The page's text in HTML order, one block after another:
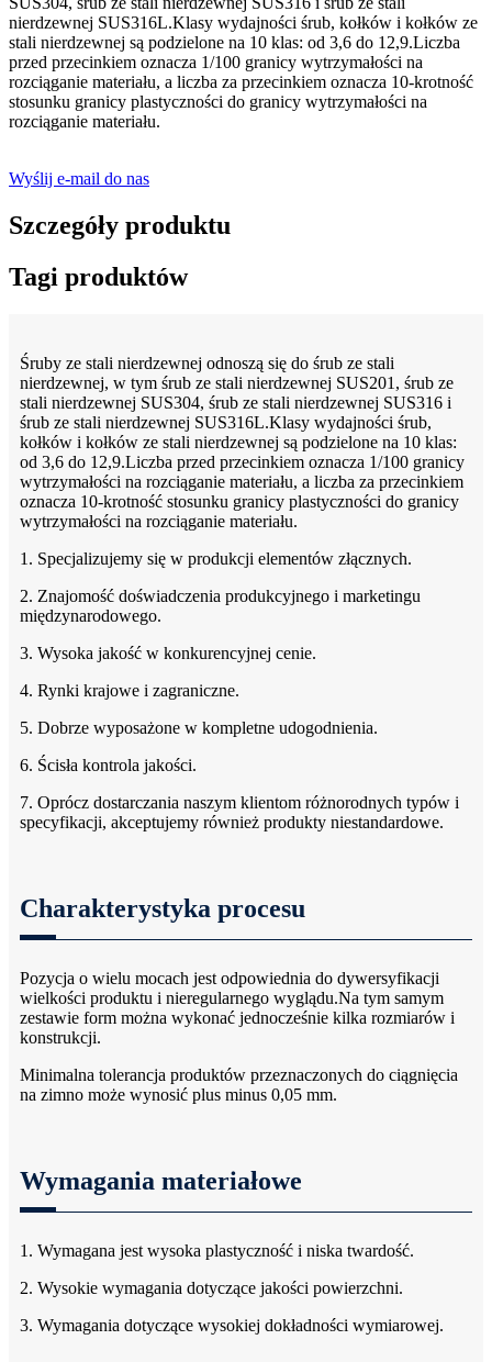
nierdzewnej SUS316L.Klasy wydajności śrub, kołków i kołków ze
stali nierdzewnej są podzielone na 10 klas: od 3,6 do 12,9.Liczba
przed przecinkiem oznacza 1/100 granicy wytrzymałości na
rozciąganie materiału, a liczba za przecinkiem oznacza 10-krotność
stosunku granicy plastyczności do granicy wytrzymałości na
rozciąganie materiału.
Wyślij e-mail do nas
Szczegóły produktu
Tagi produktów
Śruby ze stali nierdzewnej odnoszą się do śrub ze stali
nierdzewnej, w tym śrub ze stali nierdzewnej SUS201, śrub ze
stali nierdzewnej SUS304, śrub ze stali nierdzewnej SUS316 i
śrub ze stali nierdzewnej SUS316L.Klasy wydajności śrub,
kołków i kołków ze stali nierdzewnej są podzielone na 10 klas:
od 3,6 do 12,9.Liczba przed przecinkiem oznacza 1/100 granicy
wytrzymałości na rozciąganie materiału, a liczba za przecinkiem
oznacza 10-krotność stosunku granicy plastyczności do granicy
wytrzymałości na rozciąganie materiału.
1. Specjalizujemy się w produkcji elementów złącznych.
2. Znajomość doświadczenia produkcyjnego i marketingu
międzynarodowego.
3. Wysoka jakość w konkurencyjnej cenie.
4. Rynki krajowe i zagraniczne.
5. Dobrze wyposażone w kompletne udogodnienia.
6. Ścisła kontrola jakości.
7. Oprócz dostarczania naszym klientom różnorodnych typów i
specyfikacji, akceptujemy również produkty niestandardowe.
Charakterystyka procesu
Pozycja o wielu mocach jest odpowiednia do dywersyfikacji
wielkości produktu i nieregularnego wyglądu.Na tym samym
zestawie form można wykonać jednocześnie kilka rozmiarów i
konstrukcji.
Minimalna tolerancja produktów przeznaczonych do ciągnięcia
na zimno może wynosić plus minus 0,05 mm.
Wymagania materiałowe
1. Wymagana jest wysoka plastyczność i niska twardość.
2. Wysokie wymagania dotyczące jakości powierzchni.
3. Wymagania dotyczące wysokiej dokładności wymiarowej.